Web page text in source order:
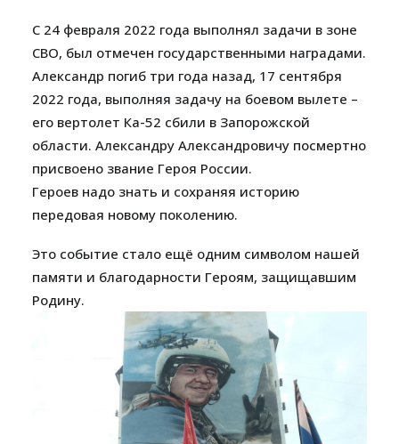
С 24 февраля 2022 года выполнял задачи в зоне
СВО, был отмечен государственными наградами.
Александр погиб три года назад, 17 сентября
2022 года, выполняя задачу на боевом вылете –
его вертолет Ка-52 сбили в Запорожской
области. Александру Александровичу посмертно
присвоено звание Героя России.
Героев надо знать и сохраняя историю
передовая новому поколению.
Это событие стало ещё одним символом нашей
памяти и благодарности Героям, защищавшим
Родину.